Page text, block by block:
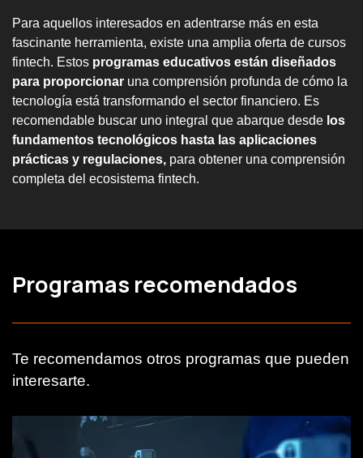
Para aquellos interesados en adentrarse más en esta
fascinante herramienta, existe una amplia oferta de cursos
fintech. Estos programas educativos están diseñados
para proporcionar una comprensión profunda de cómo la
tecnología está transformando el sector financiero. Es
recomendable buscar uno integral que abarque desde los
fundamentos tecnológicos hasta las aplicaciones
prácticas y regulaciones, para obtener una comprensión
completa del ecosistema fintech.
Programas recomendados
Te recomendamos otros programas que pueden
interesarte.